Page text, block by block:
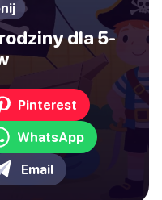
dla 5-
Pinterest
WhatsApp
Email